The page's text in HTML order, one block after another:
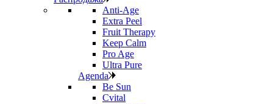
Anti‑Age
Extra Peel
Fruit Therapy
Keep Calm
Pro Age
Ultra Pure
Agenda
Be Sun
Cvital